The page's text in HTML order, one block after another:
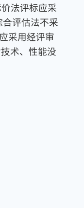
法评标应采
合评估法不采
采用经评审
术、性能没